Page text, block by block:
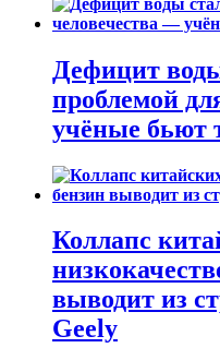
Дефицит
проблемой
учёные бьют
Коллапс
выводит из
Geely